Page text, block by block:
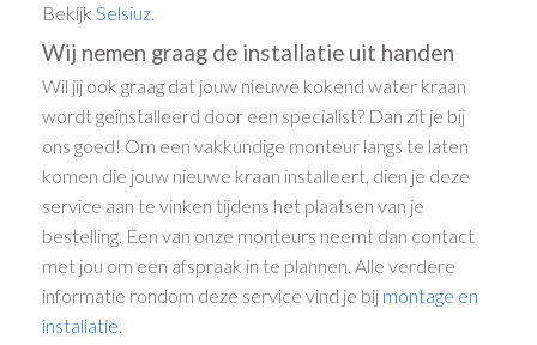
BekijkSelsiuz.
Wij nemen graag de installatie uit handen
Wil jij ook graag dat jouw nieuwe kokend water kraan
wordt geïnstalleerd door een specialist? Dan zit je bij
ons goed! Om een vakkundige monteur langs te laten
komen die jouw nieuwe kraan installeert, dien je deze
service aan te vinken tijdens het plaatsen van je
bestelling. Een van onze monteurs neemt dan contact
met jou om een afspraak in te plannen. Alle verdere
informatie rondom deze service vind je bij montage en
installatie